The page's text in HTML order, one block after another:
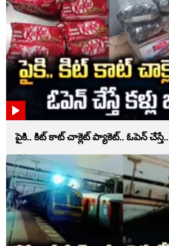
పైకి.. కిట్‌ కాట్‌ చాక్లెట్ ప్యాకెట్‌.. ఓపెన్‌ చేస్తే..